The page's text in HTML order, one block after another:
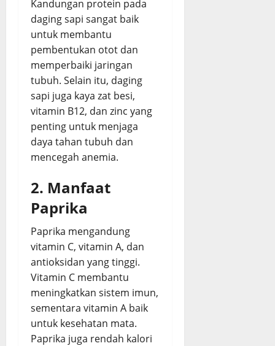
Kandungan protein pada
daging sapi sangat baik
untuk membantu
pembentukan otot dan
memperbaiki jaringan
tubuh. Selain itu, daging
sapi juga kaya zat besi,
vitamin B12, dan zinc yang
penting untuk menjaga
daya tahan tubuh dan
mencegah anemia.
2. Manfaat
Paprika
Paprika mengandung
vitamin C, vitamin A, dan
antioksidan yang tinggi.
Vitamin C membantu
meningkatkan sistem imun,
sementara vitamin A baik
untuk kesehatan mata.
Paprika juga rendah kalori